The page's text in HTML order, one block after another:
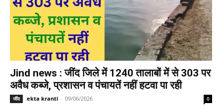
Jind news : जींद जिले में 1240 तालाबों में से 303 पर
अवैध कब्जे, प्रशासन व पंचायतें नहीं हटवा पा रही
जींद ekta kranti - 09/06/2026 0